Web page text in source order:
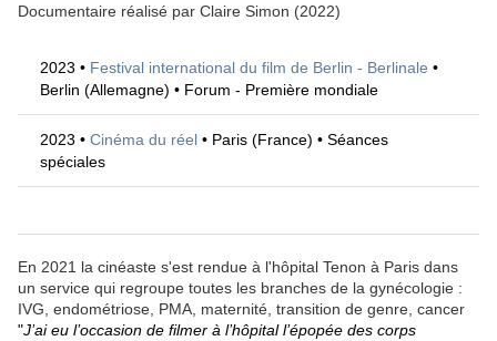
Documentaire réalisé par Claire Simon (2022)
2023 • Festival international du film de Berlin - Berlinale •
Berlin (Allemagne) • Forum - Première mondiale
2023 • Cinéma du réel • Paris (France) • Séances
spéciales
En 2021 la cinéaste s'est rendue à l'hôpital Tenon à Paris dans
un service qui regroupe toutes les branches de la gynécologie :
IVG, endométriose, PMA, maternité, transition de genre, cancer
"J’ai eu l’occasion de filmer à l’hôpital l’épopée des corps